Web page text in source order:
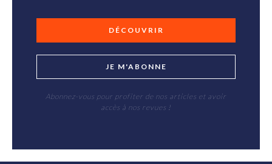
DÉCOUVRIR
JE M'ABONNE
Abonnez-vous pour profiter de nos articles et avoir
accès à nos revues !